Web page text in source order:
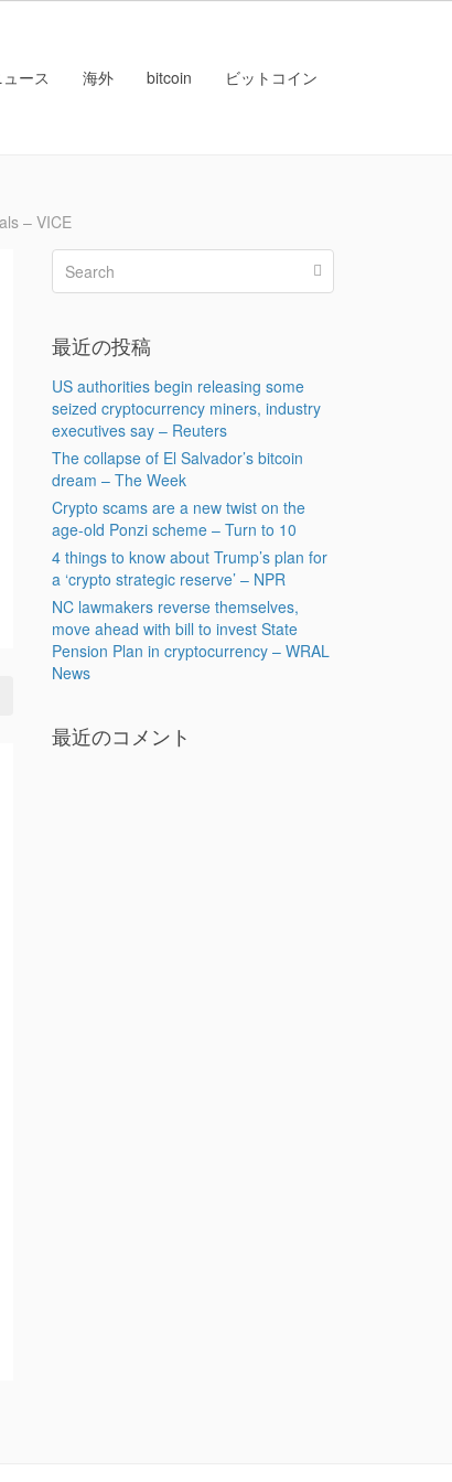
ース 海外 bitcoin ビットコイン
– VICE
最近の投稿
US authorities begin releasing some
seized cryptocurrency miners, industry
executives say – Reuters
The collapse of El Salvador’s bitcoin
dream – The Week
Crypto scams are a new twist on the
age-old Ponzi scheme – Turn to 10
4 things to know about Trump’s plan for
a ‘crypto strategic reserve’ – NPR
NC lawmakers reverse themselves,
move ahead with bill to invest State
Pension Plan in cryptocurrency – WRAL
News
最近のコメント